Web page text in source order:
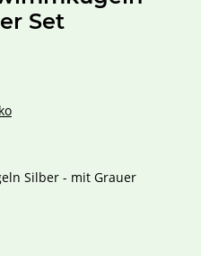
Set
Silber - mit Grauer